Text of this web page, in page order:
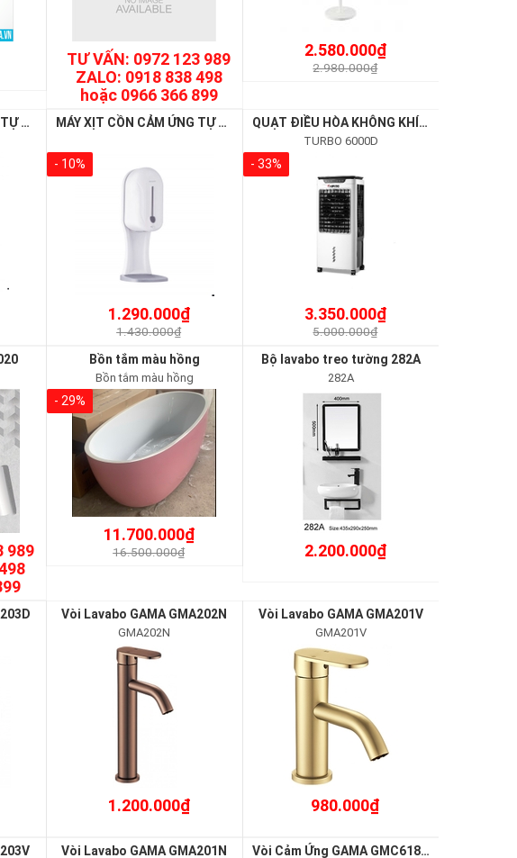
TƯ VẤN: 0972 123 989
ZALO: 0918 838 498
hoặc 0966 366 899
2.580.000₫
2.980.000₫
MÁY XỊT CỒN CẢM ỨNG TỰ ĐỘNG (TREO TƯỜNG) ATMOR – AT110 MÁY XỊT CỒN CẢM ỨNG TỰ ĐỘNG ( ĐỂ BÀN ) ATMOR – AT110B
- 10%
1.290.000₫
1.430.000₫
QUẠT ĐIỀU HÒA KHÔNG KHÍ RAPIDO TURBO 6000D
TURBO 6000D
- 33%
3.350.000₫
5.000.000₫
989
Bồn tắm màu hồng
Bồn tắm màu hồng
- 29%
11.700.000₫
16.500.000₫
Bộ lavabo treo tường 282A
282A
2.200.000₫
Vòi Lavabo GAMA GMA202N
GMA202N
1.200.000₫
Vòi Lavabo GAMA GMA201V
GMA201V
980.000₫
Vòi Lavabo GAMA GMA201N Vòi Cảm Ứng GAMA GMC618AB